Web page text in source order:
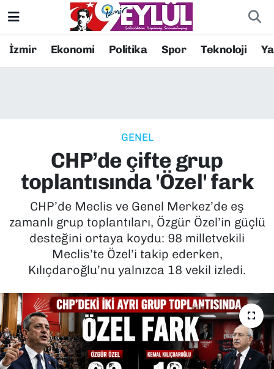
İzmir Ekonomi Politika Spor Teknoloji
GENEL
CHP’de çifte grup
toplantısında 'Özel' fark
CHP’de Meclis ve Genel Merkez’de eş
zamanlı grup toplantıları, Özgür Özel’in güçlü
desteğini ortaya koydu: 98 milletvekili
Meclis’te Özel’i takip ederken,
Kılıçdaroğlu’nu yalnızca 18 vekil izledi.
Resmi İlanlar
EKONOMİ
KÜLTÜR SANAT
MAGAZİN
POLİTİKA
SAĞLIK
SPOR
TEKNOLOJİ
Konak Nöbetçi Eczaneler
Süper Lig Puan Durumu ve Fikstür
Tüm Manşetler
Son Dakika Haberleri
Haber Arşivi